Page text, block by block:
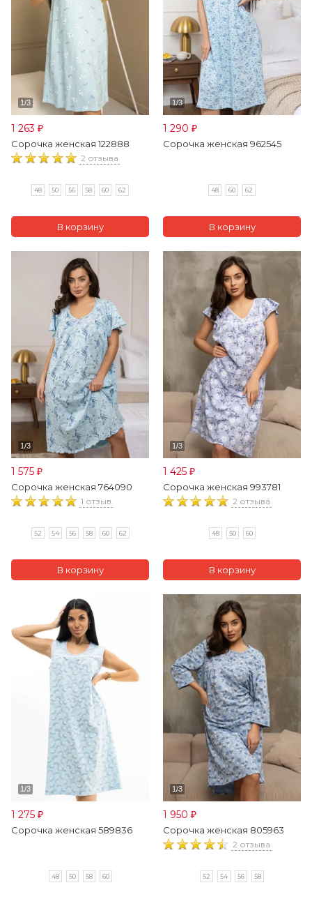
1 263 ₽
Сорочка женская 122888
2 отзыва
48 50 56 58 60 62
1 290 ₽
Сорочка женская 962545
48 60 62
1 575 ₽
Сорочка женская 764090
1 отзыв
52 54 56 58 60 62
1 425 ₽
Сорочка женская 993781
2 отзыва
48 50 60
1 275 ₽
Сорочка женская 589836
48 50 58 60
1 950 ₽
Сорочка женская 805963
2 отзыва
52 54 56 58